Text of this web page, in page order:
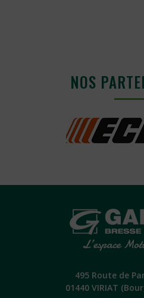
NOS
495 Route de
01440 VIRIAT